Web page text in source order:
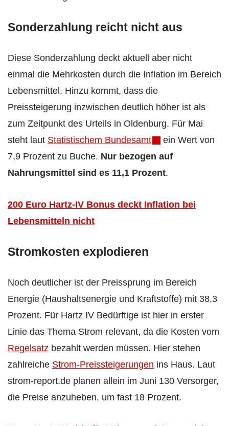
Sonderzahlung reicht nicht aus
Diese Sonderzahlung deckt aktuell aber nicht
einmal die Mehrkosten durch die Inflation im Bereich
Lebensmittel. Hinzu kommt, dass die
Preissteigerung inzwischen deutlich höher ist als
zum Zeitpunkt des Urteils in Oldenburg. Für Mai
steht laut Statistischem Bundesamt
ein Wert von
7,9 Prozent zu Buche. Nur bezogen auf
Nahrungsmittel sind es 11,1 Prozent.
200 Euro Hartz-IV Bonus deckt Inflation bei
Lebensmitteln nicht
Stromkosten explodieren
Noch deutlicher ist der Preissprung im Bereich
Energie (Haushaltsenergie und Kraftstoffe) mit 38,3
Prozent. Für Hartz IV Bedürftige ist hier in erster
Linie das Thema Strom relevant, da die Kosten vom
Regelsatz bezahlt werden müssen. Hier stehen
zahlreiche Strom-Preissteigerungen ins Haus. Laut
strom-report.de planen allein im Juni 130 Versorger,
die Preise anzuheben, um fast 18 Prozent.